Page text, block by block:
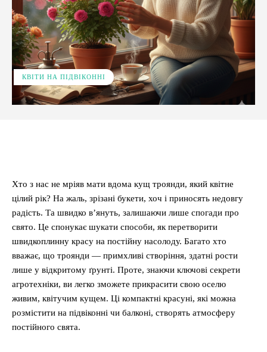
КВІТИ НА ПІДВІКОННІ
Хто з нас не мріяв мати вдома кущ троянди, який квітне
цілий рік? На жаль, зрізані букети, хоч і приносять недовгу
радість. Та швидко в’януть, залишаючи лише спогади про
свято. Це спонукає шукати способи, як перетворити
швидкоплинну красу на постійну насолоду. Багато хто
вважає, що троянди — примхливі створіння, здатні рости
лише у відкритому ґрунті. Проте, знаючи ключові секрети
агротехніки, ви легко зможете прикрасити свою оселю
живим, квітучим кущем. Ці компактні красуні, які можна
розмістити на підвіконні чи балконі, створять атмосферу
постійного свята.